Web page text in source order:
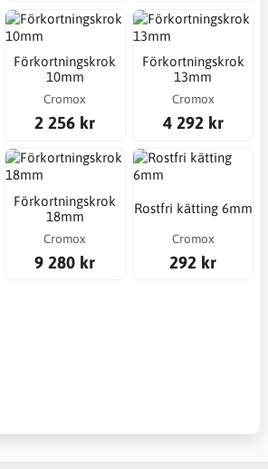
Förkortningskrok
10mm
Cromox
2 256 kr
Förkortningskrok
13mm
Cromox
4 292 kr
Förkortningskrok
18mm
Cromox
9 280 kr
Rostfri kätting 6mm
Cromox
292 kr